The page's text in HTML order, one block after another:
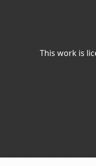
This work is